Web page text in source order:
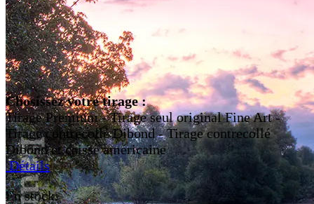
Chosissez votre tirage :
Tirage Premium - Tirage seul original Fine Art -
Tirage contrecollé Dibond - Tirage contrecollé
Dibond et caisse américaine
Détails
En stock: